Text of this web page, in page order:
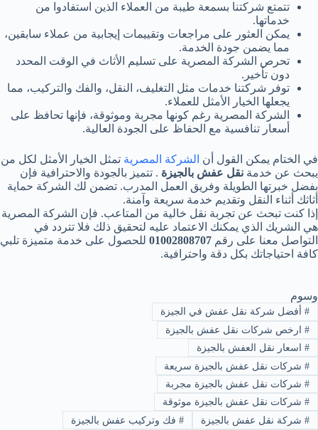
تتمتع شركتنا بسمعة طيبة من العملاء الذين استفادوا من
خدماتها.
يمكن العثور على مراجعات وتقييمات إيجابية من عملاء سابقين،
مما يضمن جودة الخدمة.
تحرص الشركة المصرية على تسليم الأثاث في الوقت المحدد
دون تأخير.
توفر شركتنا خدمات مثل التغليف، النقل، والفك والتركيب، مما
يجعلها الخيار الأمثل للعملاء.
الشركة المصرية رغم كونها مجربة وموثوقة، فإنها تحافظ على
أسعار تنافسية مع الحفاظ على الجودة العالية.
في الختام يمكن القول أن الشركة المصرية تمثل الخيار الأمثل لكل من
يبحث عن خدمة نقل عفش بالجيزة . تتميز بالجودة والاحترافية فإن
بفضل خبرتها الطويلة وفريق العمل المدرب. تضمن لك الشركة حماية
أثاثك أثناء النقل وتقديم خدمة سريعة وآمنة.
إذا كنت تبحث عن تجربة نقل خالية من المتاعب. فإن الشركة المصرية
هي الشريك الذي يمكنك الاعتماد عليه لتحقيق ذلك فلا تتردد في
التواصل معنا على رقم 01002808707 للحصول على خدمة متميزة تلبي
كافة احتياجاتك بكل دقة واحترافية.
وسوم
#أفضل شركة نقل عفش في الجيزة
#ارخص شركات نقل عفش بالجيزة
#اسعار نقل العفش بالجيزة
#شركات نقل عفش بالجيزة سريعة
#شركات نقل عفش بالجيزة مجربة
#شركات نقل عفش بالجيزة موثوقة
#شركة نقل عفش بالجيزة #فك وتركيب عفش بالجيزة